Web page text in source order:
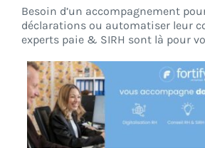
Besoin d’un accompagnement
déclarations ou automatiser leur
experts paie & SIRH sont là pour